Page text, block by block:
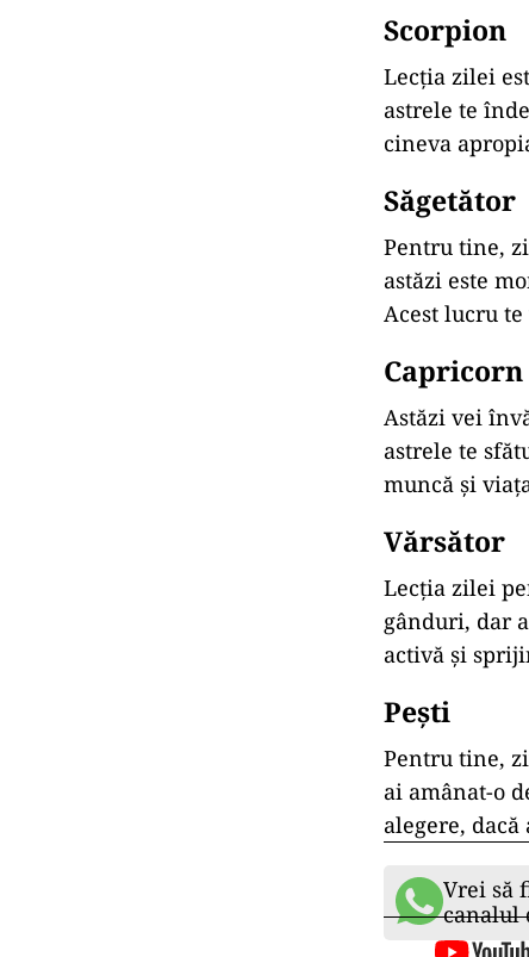
Scorpion
Lecția zilei
astrele te
cineva
Săgetător
Pentru tine,
astăzi este
Acest lucru
Capricorn
Astăzi vei
astrele te
muncă și
Vărsător
Lecția zilei
gânduri, dar
activă și
Pești
Pentru tine,
ai amânat-o
alegere,
Vrei să
canalul